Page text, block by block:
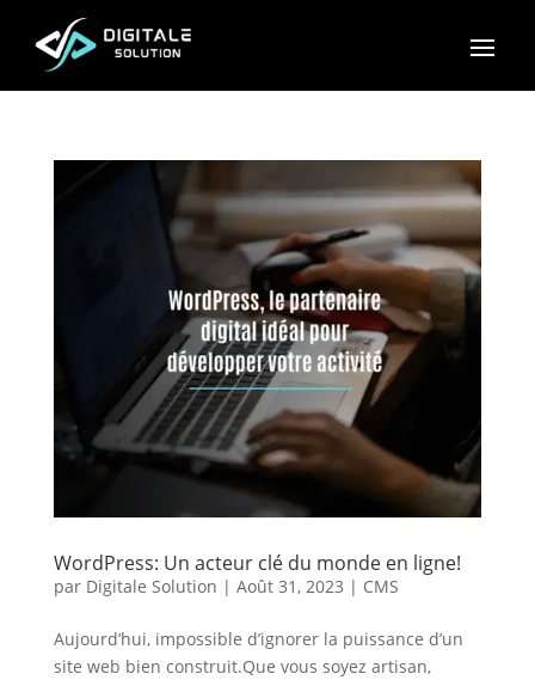
WordPress: Un acteur clé du monde en ligne!
par Digitale Solution | Août 31, 2023 | CMS
Aujourd’hui, impossible d’ignorer la puissance d’un
site web bien construit.Que vous soyez artisan,